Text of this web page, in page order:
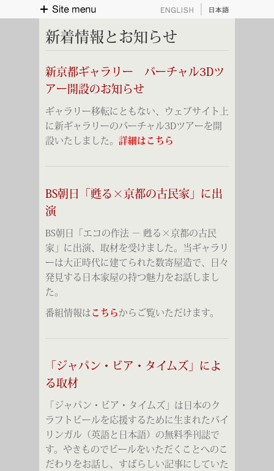
新着情報とお知らせ
新京都ギャラリー バーチャル3Dツ
アー開設のお知らせ
ギャラリー移転にともない、ウェブサイト上
に新ギャラリーのバーチャル3Dツアーを開
設いたしました。 詳細はこちら
BS朝日「甦る×京都の古民家」に出
演
BS朝日「エコの作法 − 甦る×京都の古民
家」に出演、取材を受けました。当ギャラリ
ーは大正時代に建てられた数寄屋造で、日々
発見する日本家屋の持つ魅力をお話しまし
た。
番組情報はこちらからご覧いただけます。
「ジャパン・ビア・タイムズ」によ
る取材
「ジャパン・ビア・タイムズ」は日本のク
ラフトビールを応援するために生まれたバイ
リンガル（英語と日本語）の無料季刊誌で
す。やきものでビールをいただくことへのこ
だわりをお話し、すばらしい記事にしていた